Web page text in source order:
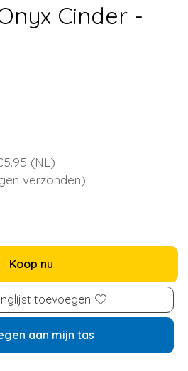
Cinder -
(NL)
verzonden)
Koop nu
toevoegen
aan mijn tas